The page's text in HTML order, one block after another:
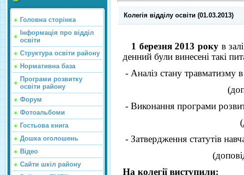
Головна сторінка
Інформація про відділ
освіти
Структура освіти району
Нормативна база
Програми розвитку
освіти району
Форум
Фотоальбоми
Гостьова книга
Дошка оголошень
Відео
Сайти шкіл району
Колегія відділу освіти (01.03.2013)
1 березня 2013 рокув
денний були винесені такі
- Аналіз стану травматизму
- Виконання програми
- Затвердження статутів
На колегії виступили: